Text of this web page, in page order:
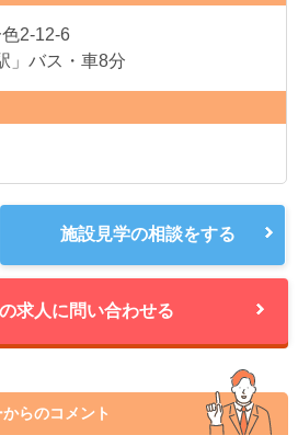
2-12-6
」バス・車8分
施設見学の相談をする
求人に問い合わせる
らのコメント